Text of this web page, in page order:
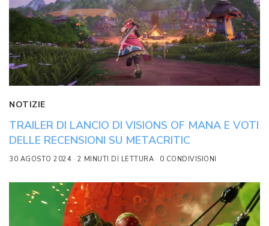
NOTIZIE
TRAILER DI LANCIO DI VISIONS OF MANA E VOTI
DELLE RECENSIONI SU METACRITIC
30 AGOSTO 2024 2 MINUTI DI LETTURA 0 CONDIVISIONI